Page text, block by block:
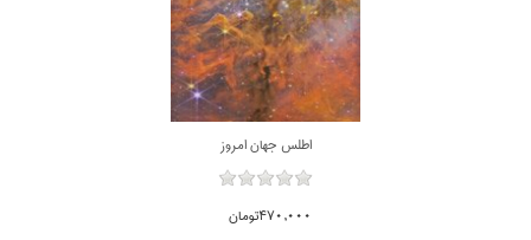
اطلس جهان امروز
470,000تومان